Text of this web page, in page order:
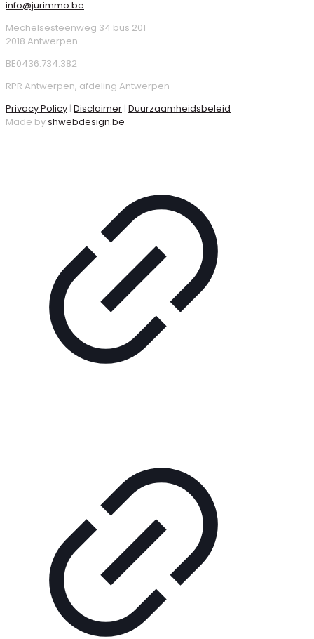
info@jurimmo.be
Mechelsesteenweg 34 bus 201
2018 Antwerpen
BE0436.734.382
RPR Antwerpen, afdeling Antwerpen
Privacy Policy | Disclaimer | Duurzaamheidsbeleid
Made byshwebdesign.be